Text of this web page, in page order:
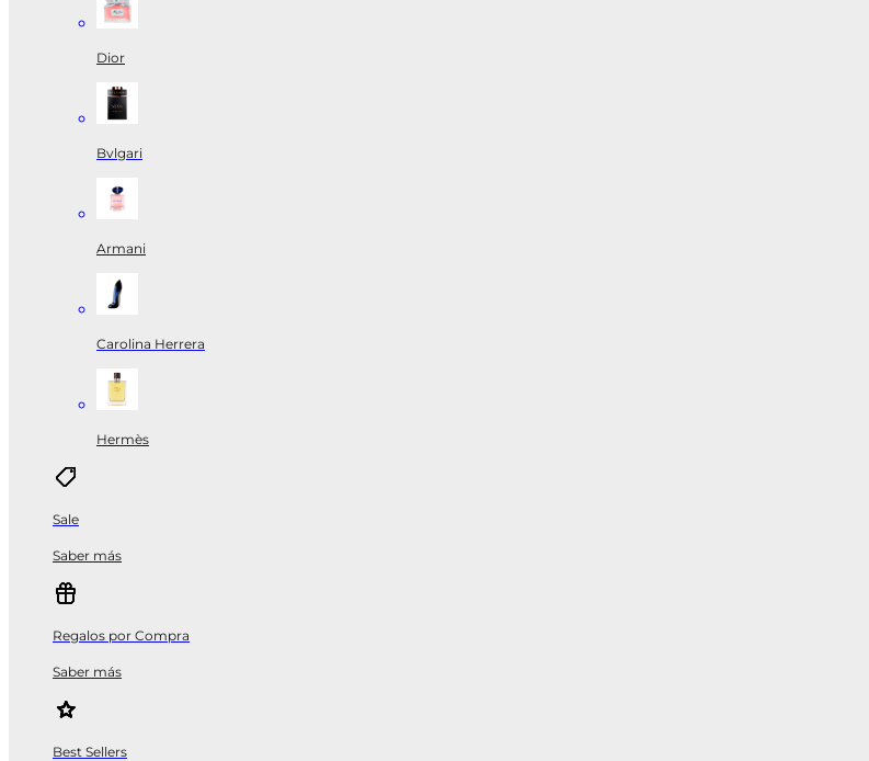
Dior
Bvlgari
Armani
Carolina Herrera
Hermès
Sale
Saber más
Regalos por Compra
Saber más
Best Sellers